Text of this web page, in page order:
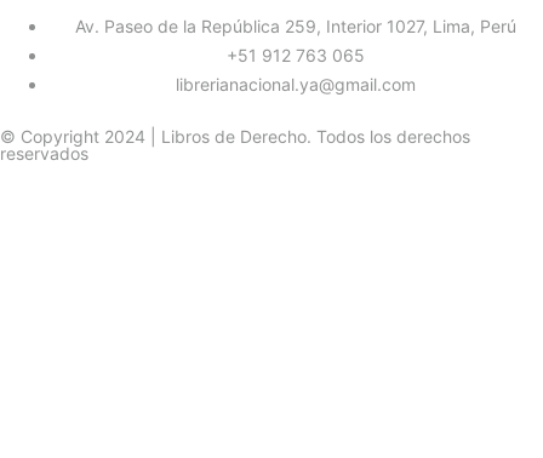
Av. Paseo de la República 259, Interior 1027, Lima, Perú
+51 912 763 065
librerianacional.ya@gmail.com
© Copyright 2024 | Libros de Derecho. Todos los derechos
reservados